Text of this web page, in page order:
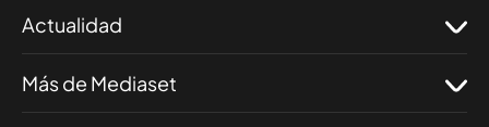
Actualidad
Más de Mediaset